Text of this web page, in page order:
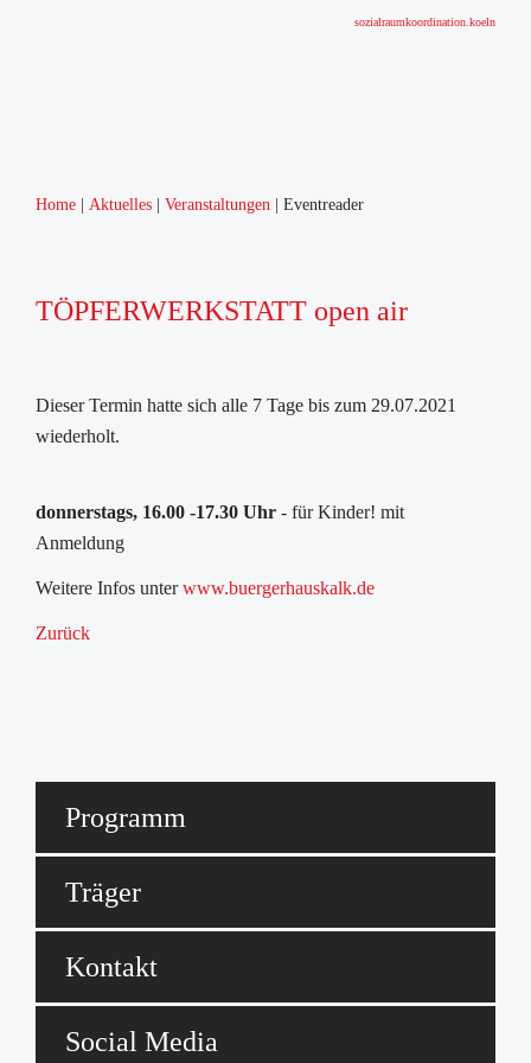
sozialraumkoordination.koeln
Home Aktuelles Veranstaltungen Eventreader
TÖPFERWERKSTATT open air
Dieser Termin hatte sich alle 7 Tage bis zum 29.07.2021
wiederholt.
donnerstags, 16.00 -17.30 Uhr - für Kinder! mit
Anmeldung
Weitere Infos unterwww.buergerhauskalk.de
Zurück
Programm
Träger
Kontakt
Social Media